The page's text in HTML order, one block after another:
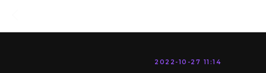
2022-10-27 11:14